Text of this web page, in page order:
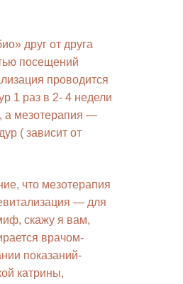
друг от друга
посещений
проводится
1 раз в 2- 4 недели
а мезотерапия —
( зависит от
что мезотерапия
— для
скажу я вам,
врачом-
показаний-
катрины,